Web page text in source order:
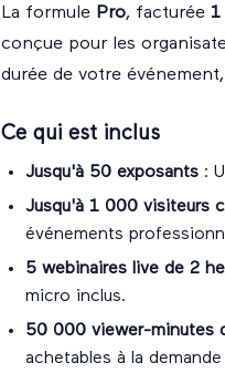
La formule Pro, facturée
conçue pour les
durée de votre
Ce qui est inclus
Jusqu'à 50 exposants :
Jusqu'à 1 000 visiteurs
événements
5 webinaires live de 2
micro inclus.
50 000 viewer-minutes
achetables à la